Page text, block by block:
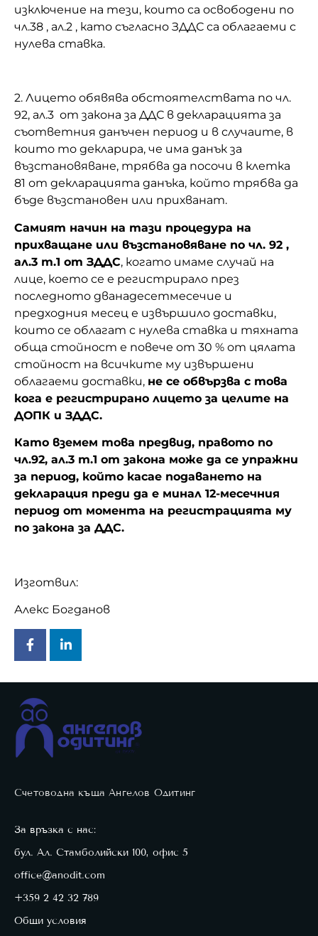
изключение на тези, които са освободени по
чл.38 , ал.2 , като съгласно ЗДДС са облагаеми с
нулева ставка.
2. Лицето обявява обстоятелствата по чл.
92, ал.3 от закона за ДДС в декларацията за
съответния данъчен период и в случаите, в
които то декларира, че има данък за
възстановяване, трябва да посочи в клетка
81 от декларацията данъка, който трябва да
бъде възстановен или прихванат.
Самият начин на тази процедура на
прихващане или възстановяване по чл. 92 ,
ал.3 т.1 от ЗДДС, когато имаме случай на
лице, което се е регистрирало през
последното дванадесетмесечие и
предходния месец е извършило доставки,
които се облагат с нулева ставка и тяхната
обща стойност е повече от 30 % от цялата
стойност на всичките му извършени
облагаеми доставки, не се обвързва с това
кога е регистрирано лицето за целите на
ДОПК и ЗДДС.
Като вземем това предвид, правото по
чл.92, ал.3 т.1 от закона може да се упражни
за период, който касае подаването на
декларация преди да е минал 12-месечния
период от момента на регистрацията му
по закона за ДДС.
Изготвил:
Алекс Богданов
Счетоводна къща Ангелов Одитинг
За връзка с нас:
бул. Ал. Стамболийски 100, офис 5
office@anodit.com
+359 2 42 32 789
Общи условия